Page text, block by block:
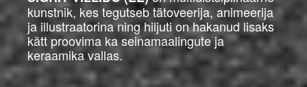
kunstnik, kes tegutseb tätoveerija, animeerija
ja illustraatorina ning hiljuti on hakanud lisaks
kätt proovima ka seinamaalingute ja
keraamika vallas.